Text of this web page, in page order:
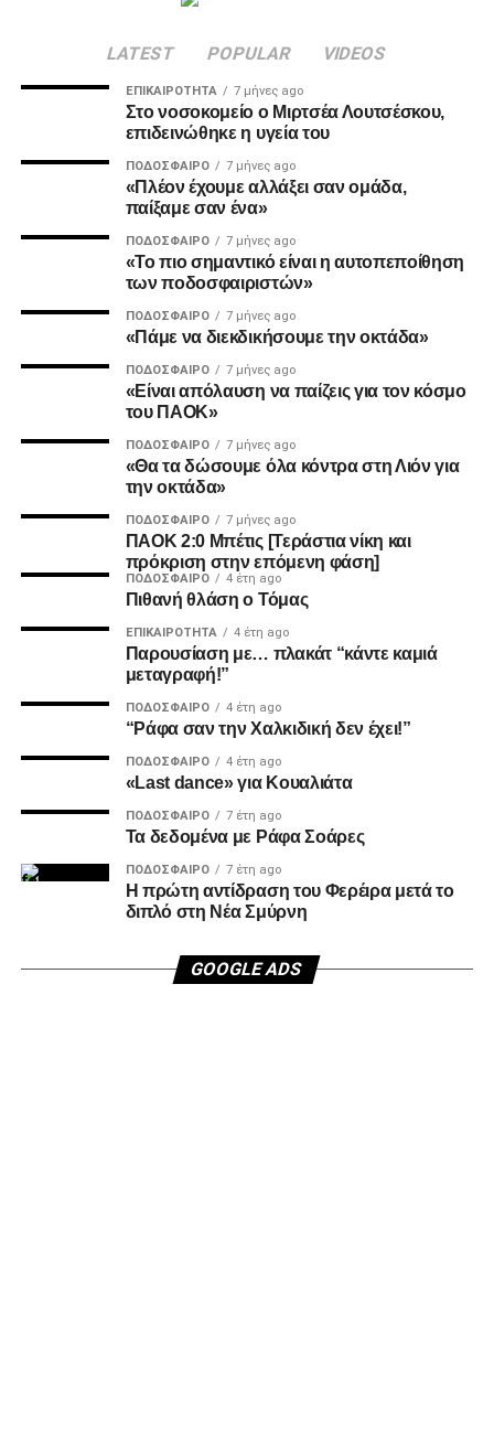
LATEST POPULAR VIDEOS
ΕΠΙΚΑΙΡΌΤΗΤΑ 7 μήνες ago
Στο νοσοκομείο ο Μιρτσέα Λουτσέσκου,
επιδεινώθηκε η υγεία του
ΠΟΔΌΣΦΑΙΡΟ 7 μήνες ago
«Πλέον έχουμε αλλάξει σαν ομάδα,
παίξαμε σαν ένα»
ΠΟΔΌΣΦΑΙΡΟ 7 μήνες ago
«Το πιο σημαντικό είναι η αυτοπεποίθηση
των ποδοσφαιριστών»
ΠΟΔΌΣΦΑΙΡΟ 7 μήνες ago
«Πάμε να διεκδικήσουμε την οκτάδα»
ΠΟΔΌΣΦΑΙΡΟ 7 μήνες ago
«Είναι απόλαυση να παίζεις για τον κόσμο
του ΠΑΟΚ»
ΠΟΔΌΣΦΑΙΡΟ 7 μήνες ago
«Θα τα δώσουμε όλα κόντρα στη Λιόν για
την οκτάδα»
ΠΟΔΌΣΦΑΙΡΟ 7 μήνες ago
ΠΑΟΚ 2:0 Μπέτις [Τεράστια νίκη και
πρόκριση στην επόμενη φάση]
ΠΟΔΌΣΦΑΙΡΟ 4 έτη ago
Πιθανή θλάση ο Τόμας
ΕΠΙΚΑΙΡΌΤΗΤΑ 4 έτη ago
Παρουσίαση με… πλακάτ “κάντε καμιά
μεταγραφή!”
ΠΟΔΌΣΦΑΙΡΟ 4 έτη ago
“Ράφα σαν την Χαλκιδική δεν έχει!”
ΠΟΔΌΣΦΑΙΡΟ 4 έτη ago
«Last dance» για Κουαλιάτα
ΠΟΔΌΣΦΑΙΡΟ 7 έτη ago
Τα δεδομένα με Ράφα Σοάρες
ΠΟΔΌΣΦΑΙΡΟ 7 έτη ago
Η πρώτη αντίδραση του Φερέιρα μετά το
διπλό στη Νέα Σμύρνη
GOOGLE ADS